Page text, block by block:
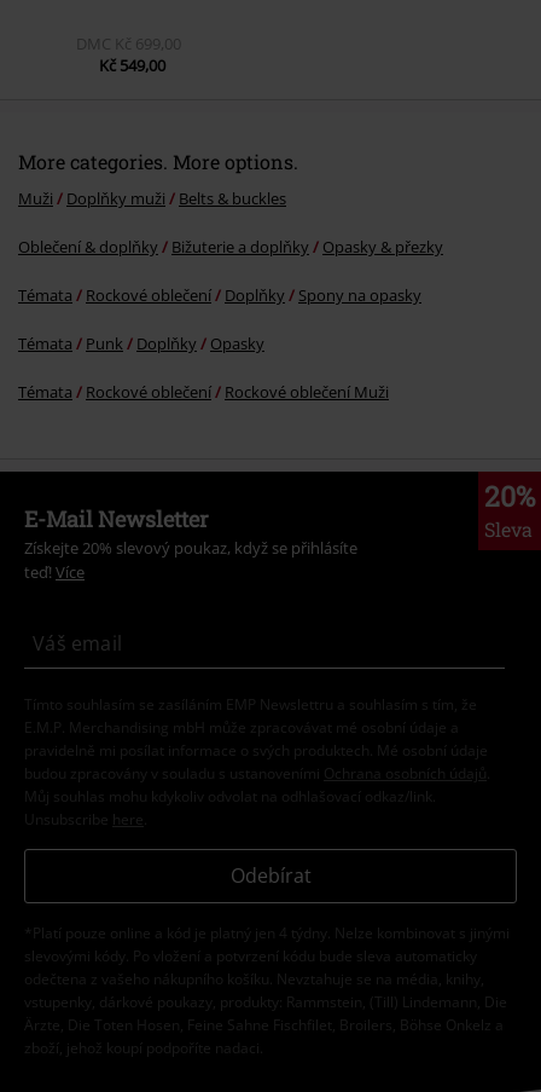
DMC Kč 699,00
Kč 549,00
More categories. More options.
Muži Doplňky muži Belts & buckles
Oblečení & doplňky Bižuterie a doplňky Opasky & přezky
Témata Rockové oblečení Doplňky Spony na opasky
Témata Punk Doplňky Opasky
Témata Rockové oblečení Rockové oblečení Muži
20%
Sleva
E-Mail Newsletter
Získejte 20% slevový poukaz, když se přihlásíte
teď! Více
Tímto souhlasím se zasíláním EMP Newslettru a souhlasím s tím, že
E.M.P. Merchandising mbH může zpracovávat mé osobní údaje a
pravidelně mi posílat informace o svých produktech. Mé osobní údaje
budou zpracovány v souladu s ustanoveními
Ochrana osobních údajů
Můj souhlas mohu kdykoliv odvolat na odhlašovací odkaz/link.
Unsubscribe here
Odebírat
*Platí pouze online a kód je platný jen 4 týdny. Nelze kombinovat s jinými
slevovými kódy. Po vložení a potvrzení kódu bude sleva automaticky
odečtena z vašeho nákupního košíku. Nevztahuje se na média, knihy,
vstupenky, dárkové poukazy, produkty: Rammstein, (Till) Lindemann, Die
Ärzte, Die Toten Hosen, Feine Sahne Fischfilet, Broilers, Böhse Onkelz a
zboží, jehož koupí podpoříte nadaci.